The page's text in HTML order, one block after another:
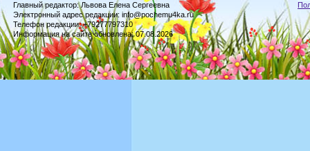
Главный редактор: Львова Елена Сергеевна
Электронный адрес редакции: info@pochemu4ka.ru
Телефон редакции: +79277797310
Информация на сайте обновлена: 07.08.2026